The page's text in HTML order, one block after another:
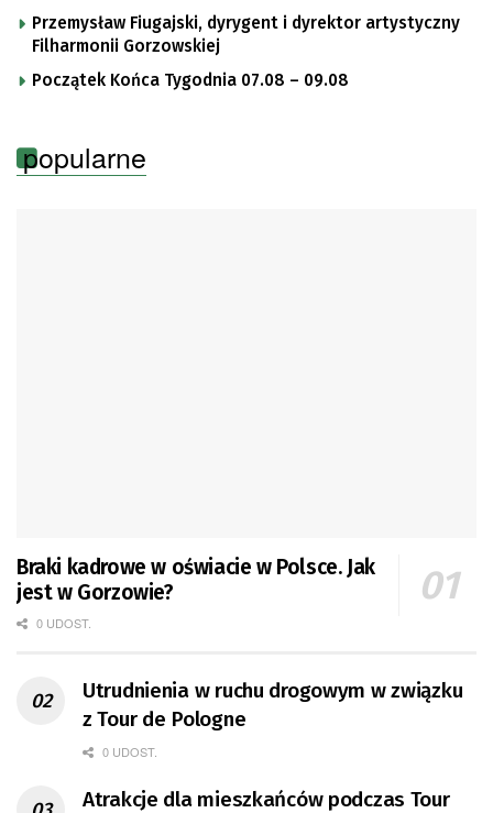
Przemysław Fiugajski, dyrygent i dyrektor artystyczny
Filharmonii Gorzowskiej
Początek Końca Tygodnia 07.08 – 09.08
popularne
Braki kadrowe w oświacie w Polsce. Jak
jest w Gorzowie?
0 UDOST.
Utrudnienia w ruchu drogowym w związku
z Tour de Pologne
0 UDOST.
Atrakcje dla mieszkańców podczas Tour